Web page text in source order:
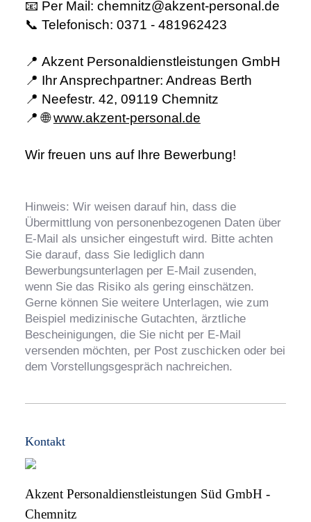
📧 Per Mail: chemnitz@akzent-personal.de
📞 Telefonisch: 0371 - 481962423
📍 Akzent Personaldienstleistungen GmbH
📍 Ihr Ansprechpartner: Andreas Berth
📍 Neefestr. 42, 09119 Chemnitz
📍 🌐www.akzent-personal.de
Wir freuen uns auf Ihre Bewerbung!
Hinweis: Wir weisen darauf hin, dass die
Übermittlung von personenbezogenen Daten über
E-Mail als unsicher eingestuft wird. Bitte achten
Sie darauf, dass Sie lediglich dann
Bewerbungsunterlagen per E-Mail zusenden,
wenn Sie das Risiko als gering einschätzen.
Gerne können Sie weitere Unterlagen, wie zum
Beispiel medizinische Gutachten, ärztliche
Bescheinigungen, die Sie nicht per E-Mail
versenden möchten, per Post zuschicken oder bei
dem Vorstellungsgespräch nachreichen.
Kontakt
Akzent Personaldienstleistungen Süd GmbH -
Chemnitz